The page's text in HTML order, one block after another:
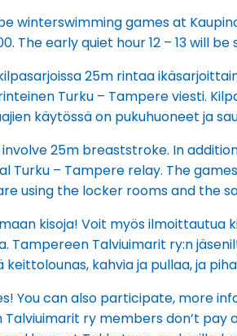
winterswimming games at
The early quiet hour 12 – 13 will be
25m rintaa
Turku – Tampere viesti.
käytössä on pukuhuoneet ja
25m breaststroke. In
Turku – Tampere relay. The
using the locker rooms and the
kisoja! Voit myös ilmoittautua
Tampereen Talviuimarit ry:n
keittolounas, kahvia ja pullaa, ja
You can also participate, more
ry members don’t pay